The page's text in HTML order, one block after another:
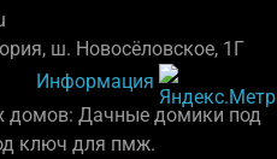
ш. Новосёловское, 1Г
Информация
домов: Дачные домики под
ключ для пмж.